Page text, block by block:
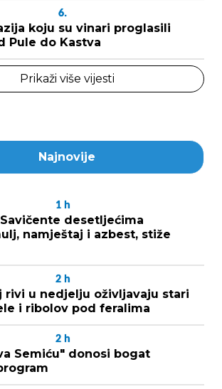
6.
koju su vinari proglasili
Pule do Kastva
Prikaži više vijesti
Najnovije
1 h
desetljećima
namještaj i azbest, stiže
2 h
rivi u nedjelju oživljavaju stari
i ribolov pod feralima
2 h
Semiću" donosi bogat